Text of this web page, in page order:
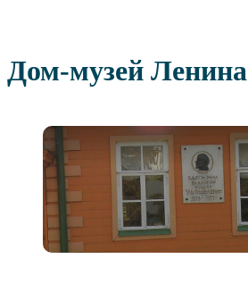
Дом-музей Ленина